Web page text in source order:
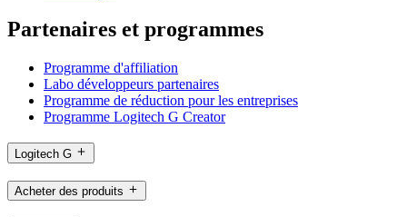
Partenaires et programmes
Programme d'affiliation
Labo développeurs partenaires
Programme de réduction pour les entreprises
Programme Logitech G Creator
Logitech G
Acheter des produits